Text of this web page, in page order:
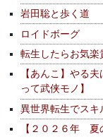
岩田聡と歩く道
ロイドボーグ
転生したらお気楽
【あんこ】やる
って武侠モノ】
異世界転生でス
【２０２６年 夏